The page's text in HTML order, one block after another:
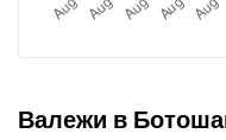
Валежи в